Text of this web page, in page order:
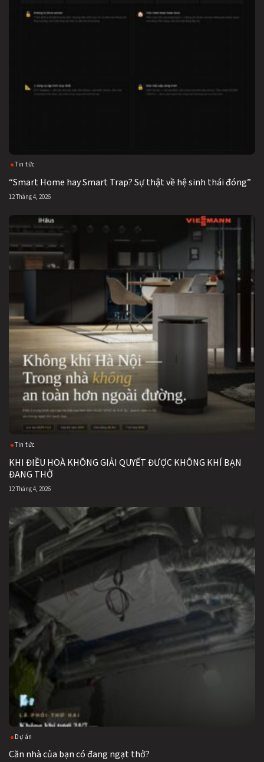
Tin tức
“Smart Home hay Smart Trap? Sự thật về hệ sinh thái đóng”
12 Tháng 4, 2026
Tin tức
KHI ĐIỀU HOÀ KHÔNG GIẢI QUYẾT ĐƯỢC KHÔNG KHÍ BẠN
ĐANG THỞ
12 Tháng 4, 2026
Dự án
Căn nhà của bạn có đang ngạt thở?